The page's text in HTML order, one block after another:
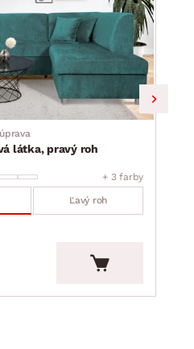
látka, pravý roh
+ 3 farby
Ľavý roh